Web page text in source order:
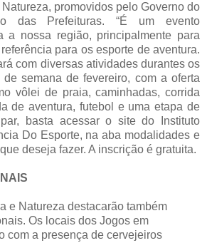
promovidos pelo Governo do
das Prefeituras. “É um evento
a nossa região, principalmente para
para os esporte de aventura.
com diversas atividades durantes os
semana de fevereiro, com a oferta
vôlei de praia, caminhadas, corrida
de aventura, futebol e uma etapa de
basta acessar o site do Instituto
Do Esporte, na aba modalidades e
deseja fazer. A inscrição é gratuita.
e Natureza destacarão também
Os locais dos Jogos em
com a presença de cervejeiros